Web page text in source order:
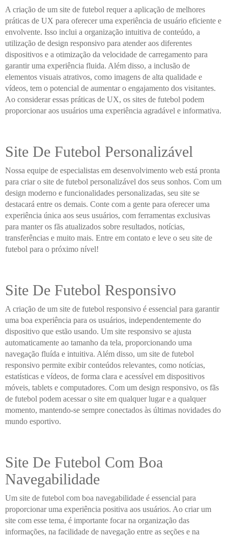
A criação de um site de futebol requer a aplicação de melhores
práticas de UX para oferecer uma experiência de usuário eficiente e
envolvente. Isso inclui a organização intuitiva de conteúdo, a
utilização de design responsivo para atender aos diferentes
dispositivos e a otimização da velocidade de carregamento para
garantir uma experiência fluida. Além disso, a inclusão de
elementos visuais atrativos, como imagens de alta qualidade e
vídeos, tem o potencial de aumentar o engajamento dos visitantes.
Ao considerar essas práticas de UX, os sites de futebol podem
proporcionar aos usuários uma experiência agradável e informativa.
Site De Futebol Personalizável
Nossa equipe de especialistas em desenvolvimento web está pronta
para criar o site de futebol personalizável dos seus sonhos. Com um
design moderno e funcionalidades personalizadas, seu site se
destacará entre os demais. Conte com a gente para oferecer uma
experiência única aos seus usuários, com ferramentas exclusivas
para manter os fãs atualizados sobre resultados, notícias,
transferências e muito mais. Entre em contato e leve o seu site de
futebol para o próximo nível!
Site De Futebol Responsivo
A criação de um site de futebol responsivo é essencial para garantir
uma boa experiência para os usuários, independentemente do
dispositivo que estão usando. Um site responsivo se ajusta
automaticamente ao tamanho da tela, proporcionando uma
navegação fluída e intuitiva. Além disso, um site de futebol
responsivo permite exibir conteúdos relevantes, como notícias,
estatísticas e vídeos, de forma clara e acessível em dispositivos
móveis, tablets e computadores. Com um design responsivo, os fãs
de futebol podem acessar o site em qualquer lugar e a qualquer
momento, mantendo-se sempre conectados às últimas novidades do
mundo esportivo.
Site De Futebol Com Boa
Navegabilidade
Um site de futebol com boa navegabilidade é essencial para
proporcionar uma experiência positiva aos usuários. Ao criar um
site com esse tema, é importante focar na organização das
informações, na facilidade de navegação entre as seções e na